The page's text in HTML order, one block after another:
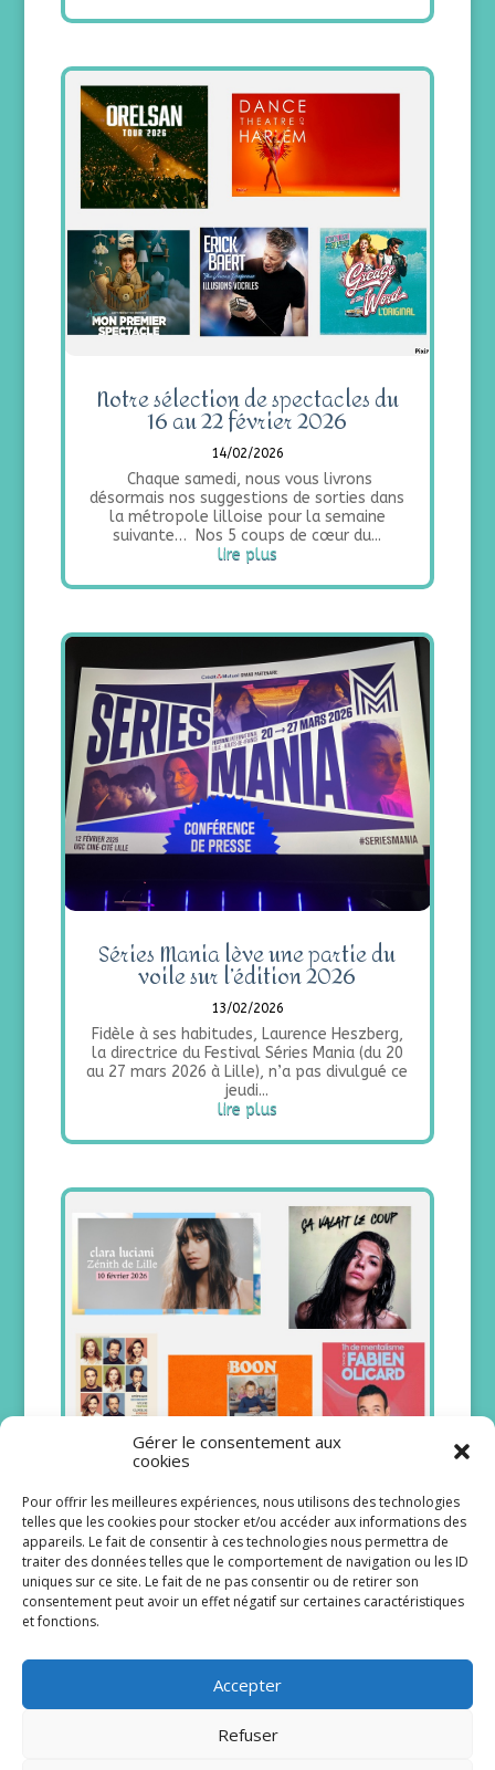
Gérer le consentement aux
cookies
Pour offrir les meilleures expériences, nous utilisons des technologies
telles que les cookies pour stocker et/ou accéder aux informations des
appareils. Le fait de consentir à ces technologies nous permettra de
traiter des données telles que le comportement de navigation ou les ID
uniques sur ce site. Le fait de ne pas consentir ou de retirer son
consentement peut avoir un effet négatif sur certaines caractéristiques
et fonctions.
Accepter
Refuser
Notre sélection de spectacles du
16 au 22 février 2026
14/02/2026
Chaque samedi, nous vous livrons
désormais nos suggestions de sorties dans
la métropole lilloise pour la semaine
suivante… Nos 5 coups de cœur du...
lire plus
Séries Mania lève une partie du
voile sur l’édition 2026
13/02/2026
Fidèle à ses habitudes, Laurence Heszberg,
la directrice du Festival Séries Mania (du 20
au 27 mars 2026 à Lille), n’a pas divulgué ce
jeudi...
lire plus
Notre sélection de spectacles du 9
au 15 février 2026
07/02/2026
Chaque samedi, nous vous livrons
désormais nos suggestions de sorties dans
suivante… Nos 5 coups de cœur du...